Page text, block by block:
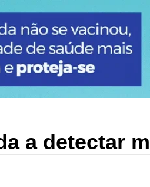
a detectar